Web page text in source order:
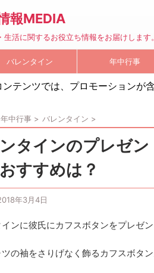
報MEDIA
活に関するお役立ち情報をお届けします。
バレンタイン 年中行事
テンツでは、プロモーションが
年中行事 > バレンタイン >
タインのプレゼ
おすすめは？
年3月4日
ンに彼氏にカフスボタンをプレゼン
の袖をさりげなく飾るカフスボタン